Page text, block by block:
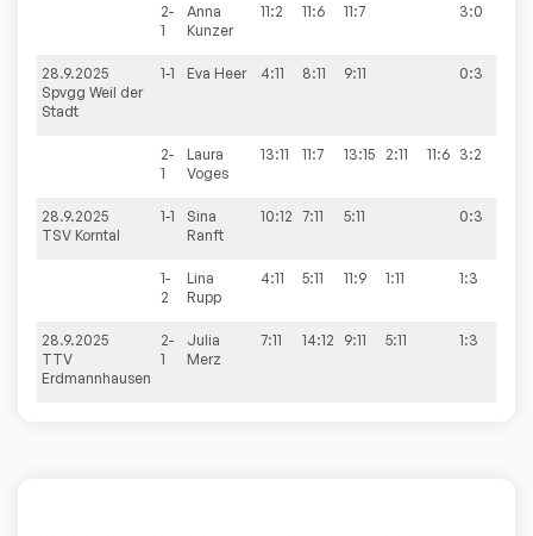
2-
1
Anna
Kunzer
11:2 11:6 11:7 3:0
28.9.2025
Spvgg Weil der
Stadt
1-1 Eva Heer 4:11 8:11 9:11 0:3
2-
1
Laura
Voges
13:11 11:7 13:15 2:11 11:6 3:2
28.9.2025
TSV Korntal
1-1
Sina
Ranft
10:12 7:11 5:11 0:3
1-
2
Lina
Rupp
4:11 5:11 11:9 1:11 1:3
28.9.2025
TTV
Erdmannhausen
2-
1
Julia
Merz
7:11 14:12 9:11 5:11 1:3